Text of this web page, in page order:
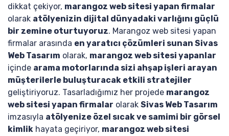
dikkat çekiyor, marangoz web sitesi yapan firmalar
olarak atölyenizin dijital dünyadaki varlığını güçlü
bir zemine oturtuyoruz. Marangoz web sitesi yapan
firmalar arasında en yaratıcı çözümleri sunan Sivas
Web Tasarım olarak, marangoz web sitesi yapanlar
içinde arama motorlarında sizi ahşap işleri arayan
müşterilerle buluşturacak etkili stratejiler
geliştiriyoruz. Tasarladığımız her projede marangoz
web sitesi yapan firmalar olarak Sivas Web Tasarım
imzasıyla atölyenize özel sıcak ve samimi bir görsel
kimlik hayata geçiriyor, marangoz web sitesi